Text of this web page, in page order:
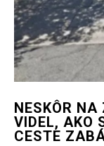
NESKÔR NA
VIDEL, AKO
CESTE